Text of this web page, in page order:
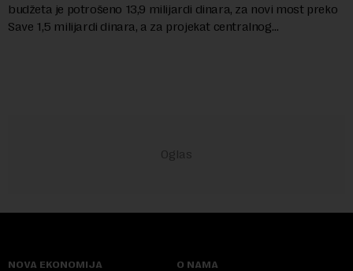
budžeta je potrošeno 13,9 milijardi dinara, za novi most preko
Save 1,5 milijardi dinara, a za projekat centralnog
NOVA EKONOMIJA O NAMA